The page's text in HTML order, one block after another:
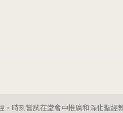
，時刻嘗試在堂會中推廣和深化聖